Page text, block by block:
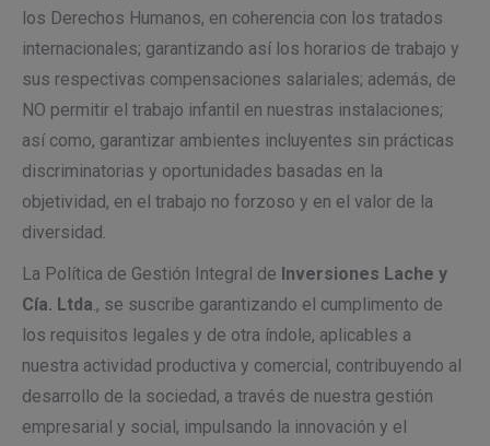
los Derechos Humanos, en coherencia con los tratados
internacionales; garantizando así los horarios de trabajo y
sus respectivas compensaciones salariales; además, de
NO permitir el trabajo infantil en nuestras instalaciones;
así como, garantizar ambientes incluyentes sin prácticas
discriminatorias y oportunidades basadas en la
objetividad, en el trabajo no forzoso y en el valor de la
diversidad.
La Política de Gestión Integral de Inversiones Lache y
Cía. Ltda., se suscribe garantizando el cumplimento de
los requisitos legales y de otra índole, aplicables a
nuestra actividad productiva y comercial, contribuyendo al
desarrollo de la sociedad, a través de nuestra gestión
empresarial y social, impulsando la innovación y el